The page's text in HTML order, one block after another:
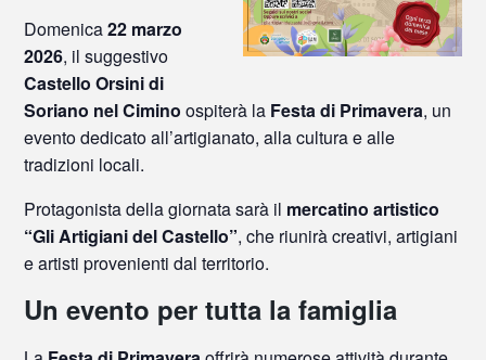
Domenica22 marzo
2026, il suggestivo
Castello Orsini di
Soriano nel Cimino ospiterà la Festa di Primavera, un
evento dedicato all’artigianato, alla cultura e alle
tradizioni locali.
Protagonista della giornata sarà il mercatino artistico
“Gli Artigiani del Castello”, che riunirà creativi, artigiani
e artisti provenienti dal territorio.
Un evento per tutta la famiglia